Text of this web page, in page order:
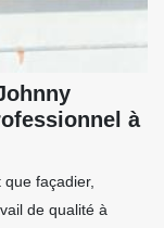
à
façadier,
de qualité à